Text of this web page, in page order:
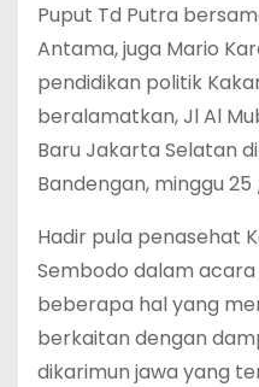
Puput Td Putra
Antama, juga Mario
pendidikan politik
beralamatkan, Jl Al
Baru Jakarta Selatan
Bandengan, minggu 25
Hadir pula penasehat
Sembodo dalam acara
beberapa hal yang
berkaitan dengan
dikarimun jawa yang